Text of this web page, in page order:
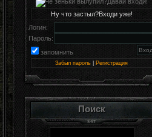
Ну что застыл?Входи уже!
Логин:
Пароль:
запомнить
Забыл пароль Регистрация
Поиск